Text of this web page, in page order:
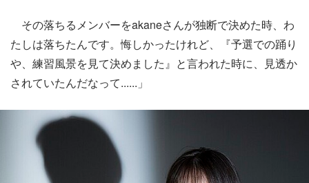
その落ちるメンバーをakaneさんが独断で決めた時、わ
たしは落ちたんです。悔しかったけれど、『予選での踊り
や、練習風景を見て決めました』と言われた時に、見透か
されていたんだなって......」